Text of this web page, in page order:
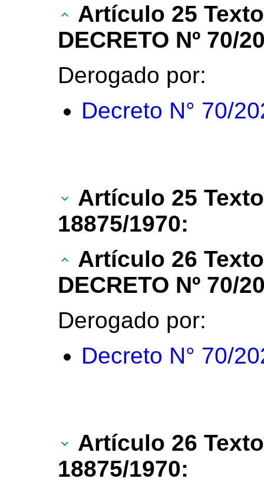
Artículo 25
DECRETO Nº 70/
Derogado por:
Decreto N° 70/
Artículo 25
18875/1970:
Artículo 26
DECRETO Nº 70/
Derogado por:
Decreto N° 70/
Artículo 26
18875/1970: